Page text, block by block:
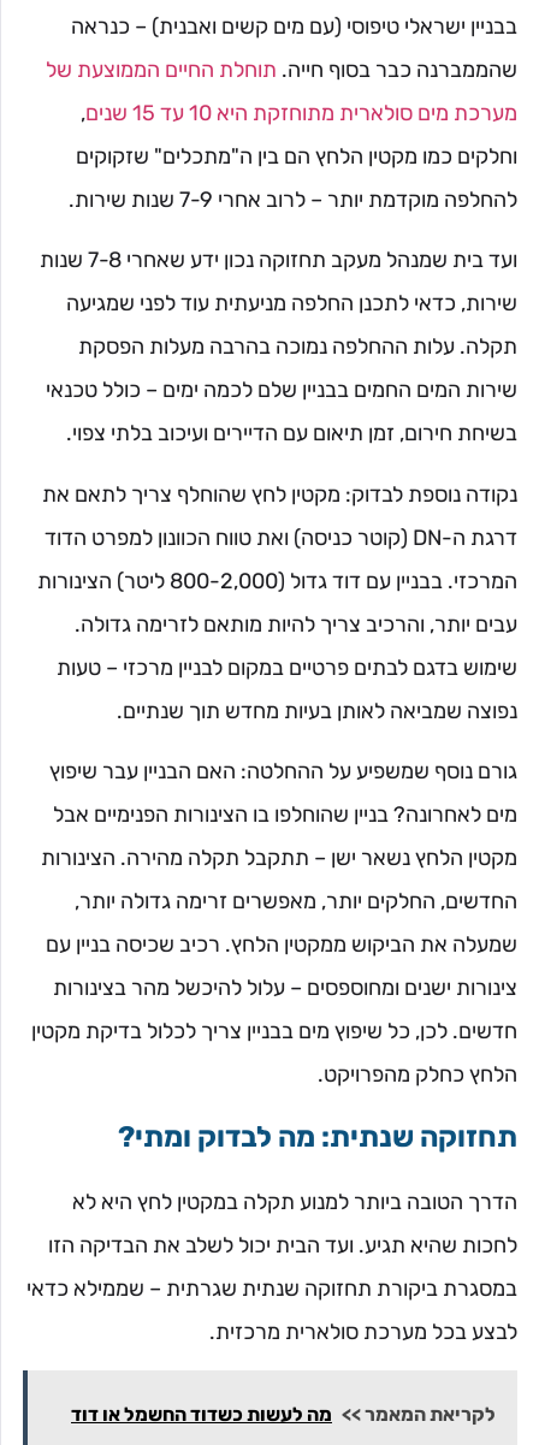
בבניין ישראלי טיפוסי (עם מים קשים ואבנית) – כנראה
שהממברנה כבר בסוף חייה. תוחלת החיים הממוצעת של
מערכת מים סולארית מתוחזקת היא 10 עד 15 שנים
,
וחלקים כמו מקטין הלחץ הם בין ה"מתכלים" שזקוקים
להחלפה מוקדמת יותר – לרוב אחרי 7-9 שנות שירות.
ועד בית שמנהל מעקב תחזוקה נכון ידע שאחרי 7-8 שנות
שירות, כדאי לתכנן החלפה מניעתית עוד לפני שמגיעה
תקלה. עלות ההחלפה נמוכה בהרבה מעלות הפסקת
שירות המים החמים בבניין שלם לכמה ימים – כולל טכנאי
בשיחת חירום, זמן תיאום עם הדיירים ועיכוב בלתי צפוי.
נקודה נוספת לבדוק: מקטין לחץ שהוחלף צריך לתאם את
דרגת ה-DN (קוטר כניסה) ואת טווח הכוונון למפרט הדוד
המרכזי. בבניין עם דוד גדול (800-2,000 ליטר) הצינורות
עבים יותר, והרכיב צריך להיות מותאם לזרימה גדולה.
שימוש בדגם לבתים פרטיים במקום לבניין מרכזי – טעות
נפוצה שמביאה לאותן בעיות מחדש תוך שנתיים.
גורם נוסף שמשפיע על ההחלטה: האם הבניין עבר שיפוץ
מים לאחרונה? בניין שהוחלפו בו הצינורות הפנימיים אבל
מקטין הלחץ נשאר ישן – תתקבל תקלה מהירה. הצינורות
החדשים, החלקים יותר, מאפשרים זרימה גדולה יותר,
שמעלה את הביקוש ממקטין הלחץ. רכיב שכיסה בניין עם
צינורות ישנים ומחוספסים – עלול להיכשל מהר בצינורות
חדשים. לכן, כל שיפוץ מים בבניין צריך לכלול בדיקת מקטין
הלחץ כחלק מהפרויקט.
תחזוקה שנתית: מה לבדוק ומתי?
הדרך הטובה ביותר למנוע תקלה במקטין לחץ היא לא
לחכות שהיא תגיע. ועד הבית יכול לשלב את הבדיקה הזו
במסגרת ביקורת תחזוקה שנתית שגרתית – שממילא כדאי
לבצע בכל מערכת סולארית מרכזית.
לקריאת המאמר >> מה לעשות כשדוד החשמל או דוד